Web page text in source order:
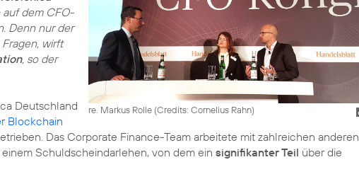
re. Markus Rolle (Credits: Cornelius Rahn)
dem CFO-
Denn nur der
wirft
, so der
Deutschland
Blockchain
Das Corporate Finance-Team arbeitete mit zahlreichen anderen
Schuldscheindarlehen, von dem ein signifikanter Teil über die